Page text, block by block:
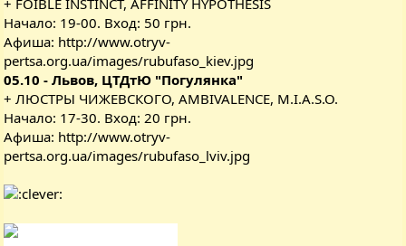
+ FOIBLE INSTINCT, AFFINITY HYPOTHESIS
Начало: 19-00. Вход: 50 грн.
Афиша: http://www.otryv-
pertsa.org.ua/images/rubufaso_kiev.jpg
05.10 - Львов, ЦТДтЮ "Погулянка"
+ ЛЮСТРЫ ЧИЖЕВСКОГО, AMBIVALENCE, M.I.A.S.O.
Начало: 17-30. Вход: 20 грн.
Афиша: http://www.otryv-
pertsa.org.ua/images/rubufaso_lviv.jpg